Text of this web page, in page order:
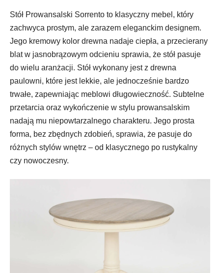
Stół Prowansalski Sorrento to klasyczny mebel, który
zachwyca prostym, ale zarazem eleganckim designem.
Jego kremowy kolor drewna nadaje ciepła, a przecierany
blat w jasnobrązowym odcieniu sprawia, że stół pasuje
do wielu aranżacji. Stół wykonany jest z drewna
paulowni, które jest lekkie, ale jednocześnie bardzo
trwałe, zapewniając meblowi długowieczność. Subtelne
przetarcia oraz wykończenie w stylu prowansalskim
nadają mu niepowtarzalnego charakteru. Jego prosta
forma, bez zbędnych zdobień, sprawia, że pasuje do
różnych stylów wnętrz – od klasycznego po rustykalny
czy nowoczesny.